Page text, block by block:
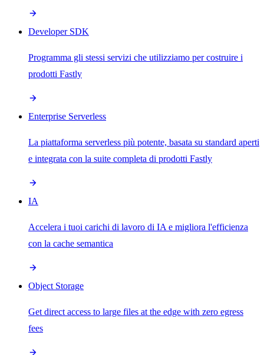
Developer SDK
Programma gli stessi servizi che utilizziamo per costruire i
prodotti Fastly
Enterprise Serverless
La piattaforma serverless più potente, basata su standard aperti
e integrata con la suite completa di prodotti Fastly
IA
Accelera i tuoi carichi di lavoro di IA e migliora l'efficienza
con la cache semantica
Object Storage
Get direct access to large files at the edge with zero egress
fees